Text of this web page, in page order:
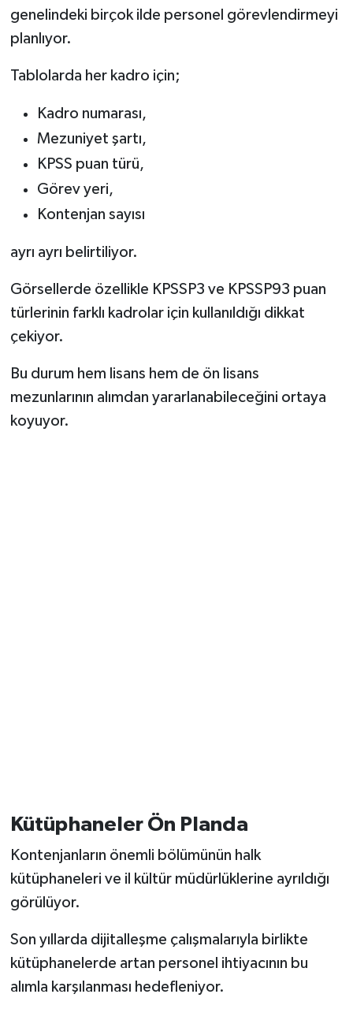
genelindeki birçok ilde personel görevlendirmeyi
planlıyor.
Tablolarda her kadro için;
Kadro numarası,
Mezuniyet şartı,
KPSS puan türü,
Görev yeri,
Kontenjan sayısı
ayrı ayrı belirtiliyor.
Görsellerde özellikle KPSSP3 ve KPSSP93 puan
türlerinin farklı kadrolar için kullanıldığı dikkat
çekiyor.
Bu durum hem lisans hem de ön lisans
mezunlarının alımdan yararlanabileceğini ortaya
koyuyor.
Kütüphaneler Ön Planda
Kontenjanların önemli bölümünün halk
kütüphaneleri ve il kültür müdürlüklerine ayrıldığı
görülüyor.
Son yıllarda dijitalleşme çalışmalarıyla birlikte
kütüphanelerde artan personel ihtiyacının bu
alımla karşılanması hedefleniyor.